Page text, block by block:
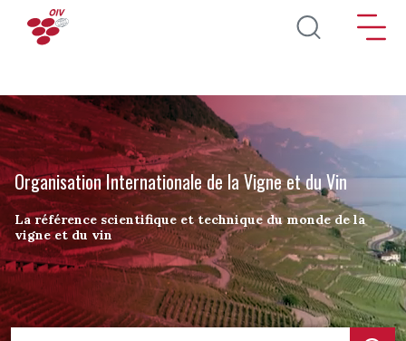
Aller au contenu principal
Organisation Internationale de la Vigne et du Vin
La référence scientifique et technique du monde de la
vigne et du vin